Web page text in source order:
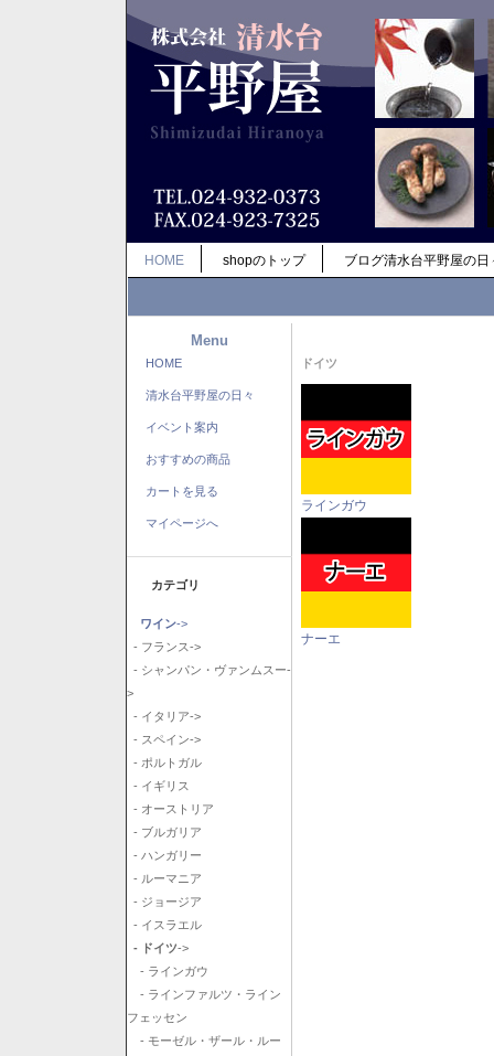
HOME shopのトップ ブログ清水台平野屋の日
Menu
HOME
清水台平野屋の日々
イベント案内
おすすめの商品
カートを見る
マイページへ
カテゴリ
ワイン->
- フランス->
- シャンパン・ヴァンムスー-
>
- イタリア->
- スペイン->
- ポルトガル
- イギリス
- オーストリア
- ブルガリア
- ハンガリー
- ルーマニア
- ジョージア
- イスラエル
- ドイツ->
- ラインガウ
- ラインファルツ・ライン
フェッセン
- モーゼル・ザール・ルー
ドイツ
ラインガウ
ナーエ